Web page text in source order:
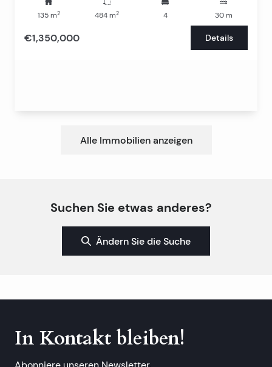
135m2 484 m2 4 30m
€1,350,000 Details
Alle Immobilien anzeigen
Suchen Sie etwas anderes?
Ändern Sie die Suche
In Kontakt bleiben!